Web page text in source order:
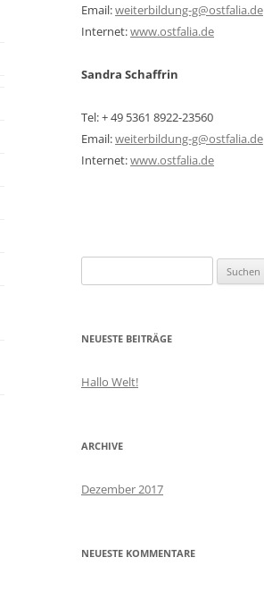
Email:weiterbildung-g@ostfalia.de
Internet:www.ostfalia.de
Sandra Schaffrin
Tel: + 49 5361 8922-23560
Email:weiterbildung-g@ostfalia.de
Internet:www.ostfalia.de
u
h
n
h
NEUESTE BEITRÄGE
Hallo Welt!
ARCHIVE
Dezember 2017
NEUESTE KOMMENTARE